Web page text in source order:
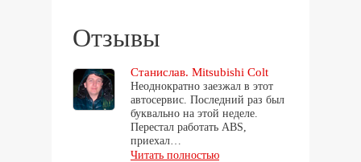
Отзывы
Станислав. Mitsubishi Colt
Неоднократно заезжал в этот
автосервис. Последний раз был
буквально на этой неделе.
Перестал работать ABS,
приехал…
Читать полностью